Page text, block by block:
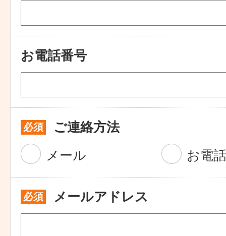
お電話番号
必須
ご連絡方法
メール
お電話
必須 メールアドレス